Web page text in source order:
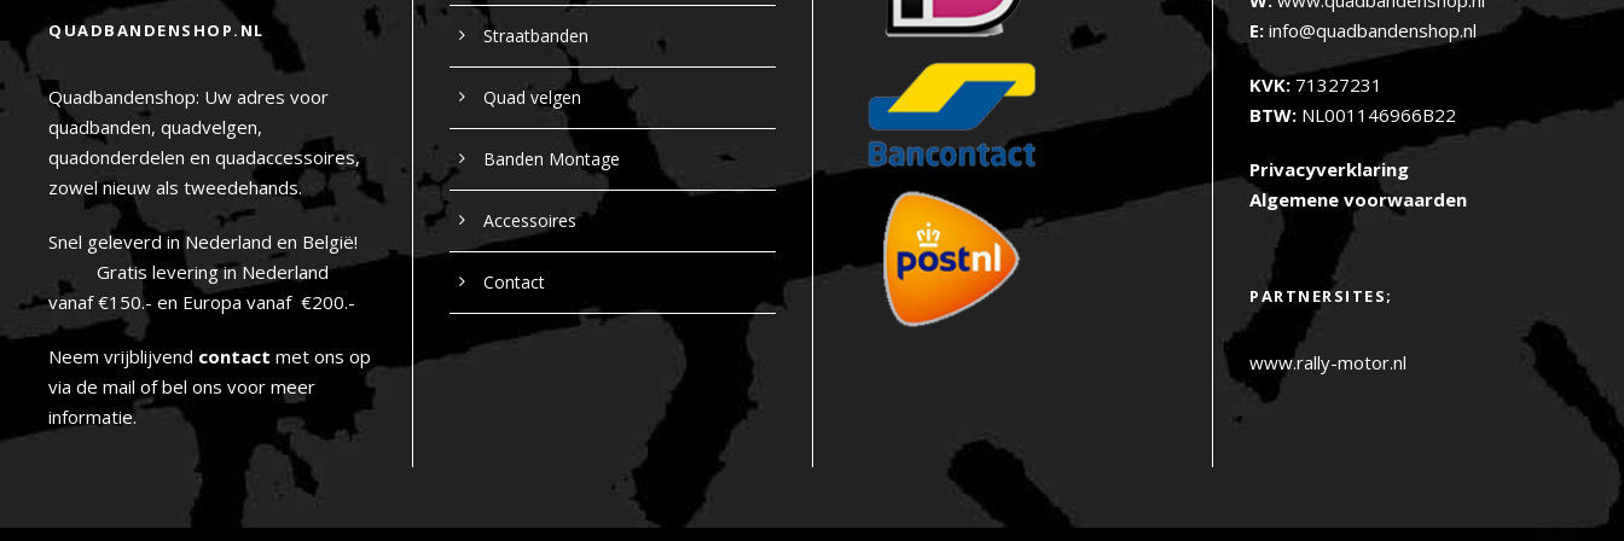
QUADBANDENSHOP.NL
Quadbandenshop: Uw adres voor
quadbanden, quadvelgen,
quadonderdelen en quadaccessoires,
zowel nieuw als tweedehands.
Snel geleverd in Nederland en België!
Gratis levering in Nederland
vanaf €150.- en Europa vanaf €200.-
Neem vrijblijvend contact met ons op
via de mail of bel ons voor meer
informatie.
Straatbanden
Quad velgen
Banden Montage
Accessoires
Contact
E: info@quadbandenshop.nl
KVK: 71327231
BTW: NL001146966B22
Privacyverklaring
Algemene voorwaarden
PARTNERSITES;
www.rally-motor.nl